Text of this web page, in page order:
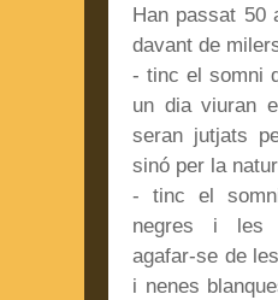
Han passat 50
davant de
- tinc el somni
un dia viuran
seran jutjats
sinó per la
- tinc el
negres i les
agafar-se de
i nenes